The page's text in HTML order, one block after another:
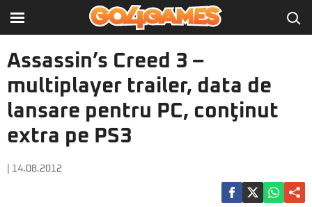
Assassin’s Creed 3 –
multiplayer trailer, data de
lansare pentru PC, conţinut
extra pe PS3
| 14.08.2012